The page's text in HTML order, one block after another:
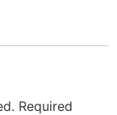
Required